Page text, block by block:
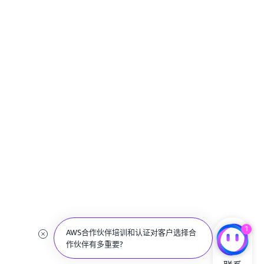
AWS Skill Builder团队订阅提供什么服
务?
1